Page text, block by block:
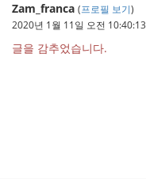
Zam_franca (프로필 보기)
2020년 1월 11일 오전 10:40:13
글을 감추었습니다.